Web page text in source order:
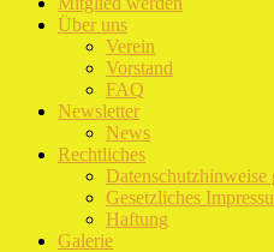
Über uns
Verein
Vorstand
FAQ
Newsletter
News
Rechtliches
Gesetzliches
Haftung
Galerie